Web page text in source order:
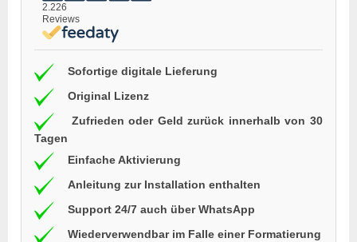
2.226
Reviews
Sofortige digitale Lieferung
Original Lizenz
Zufrieden oder Geld zurück innerhalb von 30
Tagen
Einfache Aktivierung
Anleitung zur Installation enthalten
Support 24/7 auch über WhatsApp
Wiederverwendbar im Falle einer Formatierung